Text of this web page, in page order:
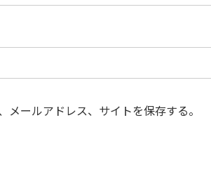
ールアドレス、サイトを保存する。